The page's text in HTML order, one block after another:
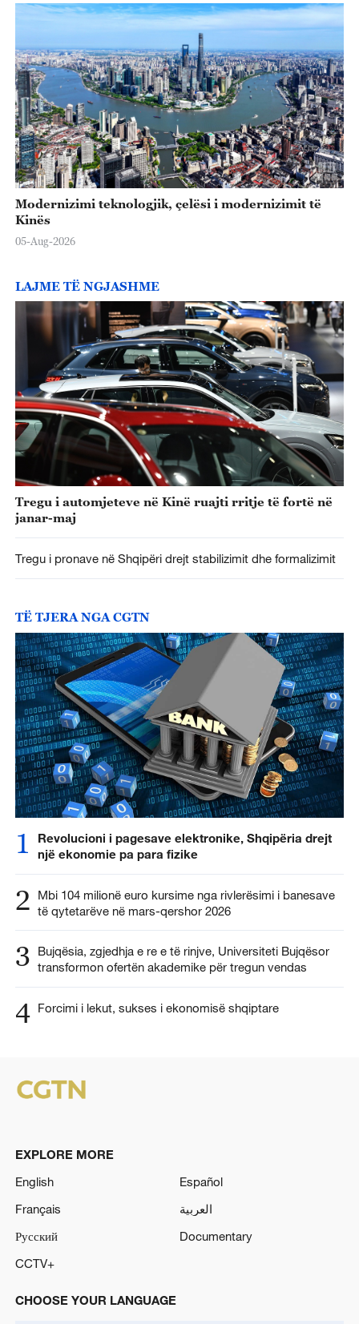
Modernizimi teknologjik, çelësi i modernizimit të
Kinës
05-Aug-2026
LAJME TË NGJASHME
Tregu i automjeteve në Kinë ruajti rritje të fortë në
janar-maj
Tregu i pronave në Shqipëri drejt stabilizimit dhe formalizimit
TË TJERA NGA CGTN
1
Revolucioni i pagesave elektronike, Shqipëria drejt
një ekonomie pa para fizike
2
Mbi 104 milionë euro kursime nga rivlerësimi i banesave
të qytetarëve në mars-qershor 2026
3
Bujqësia, zgjedhja e re e të rinjve, Universiteti Bujqësor
transformon ofertën akademike për tregun vendas
4 Forcimi i lekut, sukses i ekonomisë shqiptare
EXPLORE MORE
English
Español
Français
العربية
Русский
Documentary
CCTV+
CHOOSE YOUR LANGUAGE